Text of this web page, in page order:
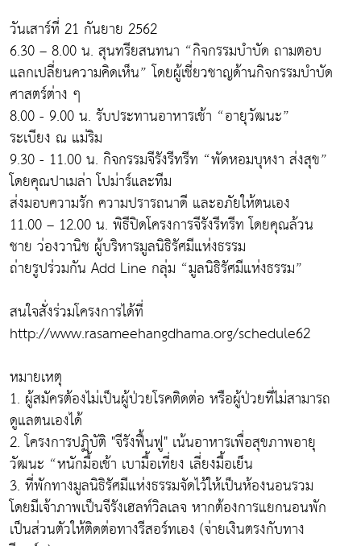
วันเสาร์ที่ 21 กันยาย 2562
6.30 – 8.00 น. สุนทรียสนทนา “กิจกรรมบำบัด ถามตอบ
แลกเปลี่ยนความคิดเห็น” โดยผู้เชี่ยวชาญด้านกิจกรรมบำบัด
ศาสตร์ต่าง ๆ
8.00 - 9.00 น. รับประทานอาหารเช้า “อายุวัฒนะ”
ระเบียง ณ แม่ริม
9.30 - 11.00 น. กิจกรรมจีรังรีทรีท “พัดหอมบุหงา ส่งสุข”
โดยคุณปาเมล่า โปม่าร์และทีม
ส่งมอบความรัก ความปรารถนาดี และอภัยให้ตนเอง
11.00 – 12.00 น. พิธีปิดโครงการจีรังรีทรีท โดยคุณล้วน
ชาย ว่องวานิช ผู้บริหารมูลนิธิรัศมีแห่งธรรม
ถ่ายรูปร่วมกัน Add Line กลุ่ม “มูลนิธิรัศมีแห่งธรรม”
สนใจสั่งร่วมโครงการได้ที่
http://www.rasameehangdhama.org/schedule62
หมายเหตุ
1. ผู้สมัครต้องไม่เป็นผู้ป่วยโรคติดต่อ หรือผู้ป่วยที่ไม่สามารถ
ดูแลตนเองได้
2. โครงการปฏิบัติ "จีรังฟื้นฟู" เน้นอาหารเพื่อสุขภาพอายุ
วัฒนะ “หนักมื้อเช้า เบามื้อเที่ยง เลี่ยงมื้อเย็น
3. ที่พักทางมูลนิธิรัศมีแห่งธรรมจัดไว้ให้เป็นห้องนอนรวม
โดยมีเจ้าภาพเป็นจีรังเฮลท์วิลเลจ หากต้องการแยกนอนพัก
เป็นส่วนตัวให้ติดต่อทางรีสอร์ทเอง (จ่ายเงินตรงกับทาง